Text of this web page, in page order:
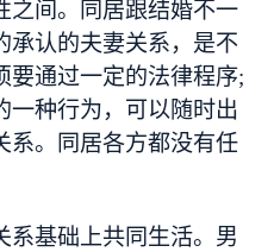
之间。同居跟结婚不一
承认的夫妻关系，是不
要通过一定的法律程序;
一种行为，可以随时出
系。同居各方都没有任
系基础上共同生活。男